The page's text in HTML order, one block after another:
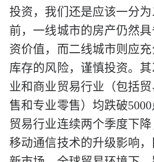
投资，我们还是应该一分为
前，一线城市的房产仍然
资价值，而二线城市则应
库存的风险，谨慎投资。
业和商业贸易行业（包括
售和专业零售）均跌破
贸易行业连续两个季度下
移动通信技术的升级影响